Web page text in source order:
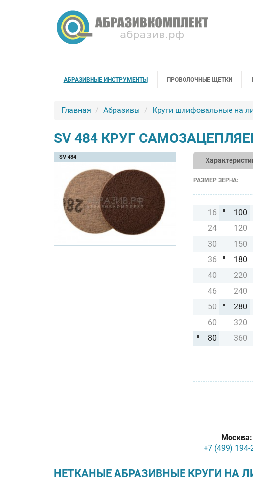
АБРАЗИВНЫЕ ИНСТРУМЕНТЫ ПРОВОЛОЧНЫЕ ЩЕТКИ
Главная Абразивы Круги шлифовальные на
SV 484 КРУГ
SV 484
РАЗМЕР ЗЕРНА:
16
24
30
36
40
46
50
60
80
100
120
150
180
220
240
280
320
360
Москва:
+7 (499) 194-
НЕТКАНЫЕ АБРАЗИВНЫЕ КРУГИ НА